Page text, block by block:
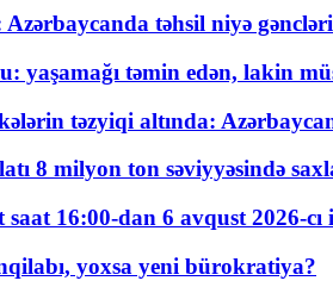
təhsil niyə
yaşamağı təmin edən, lakin
təzyiqi altında:
8 milyon ton səviyyəsində
16:00-dan 6 avqust 2026-cı
yoxsa yeni bürokratiya?